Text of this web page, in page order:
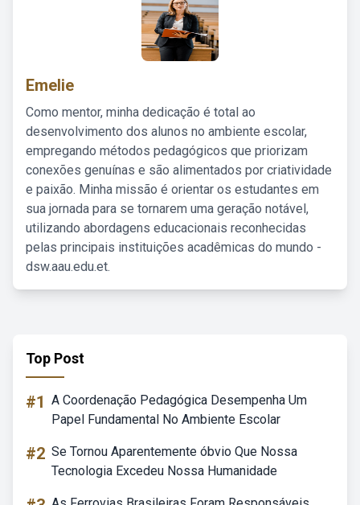
Emelie
Como mentor, minha dedicação é total ao
desenvolvimento dos alunos no ambiente escolar,
empregando métodos pedagógicos que priorizam
conexões genuínas e são alimentados por criatividade
e paixão. Minha missão é orientar os estudantes em
sua jornada para se tornarem uma geração notável,
utilizando abordagens educacionais reconhecidas
pelas principais instituições acadêmicas do mundo -
dsw.aau.edu.et.
Top Post
#1 A Coordenação Pedagógica Desempenha Um
Papel Fundamental No Ambiente Escolar
#2 Se Tornou Aparentemente óbvio Que Nossa
Tecnologia Excedeu Nossa Humanidade